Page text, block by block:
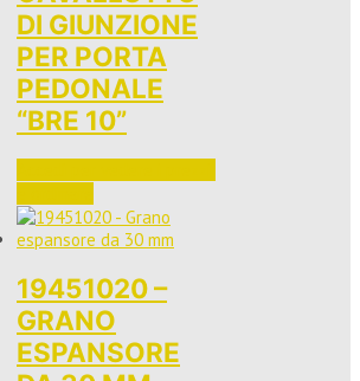
DI GIUNZIONE
PER PORTA
PEDONALE
“BRE 10”
19451020 –
GRANO
ESPANSORE